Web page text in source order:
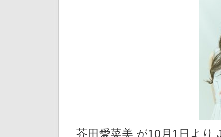
芥田愛菜美 が10月1日より